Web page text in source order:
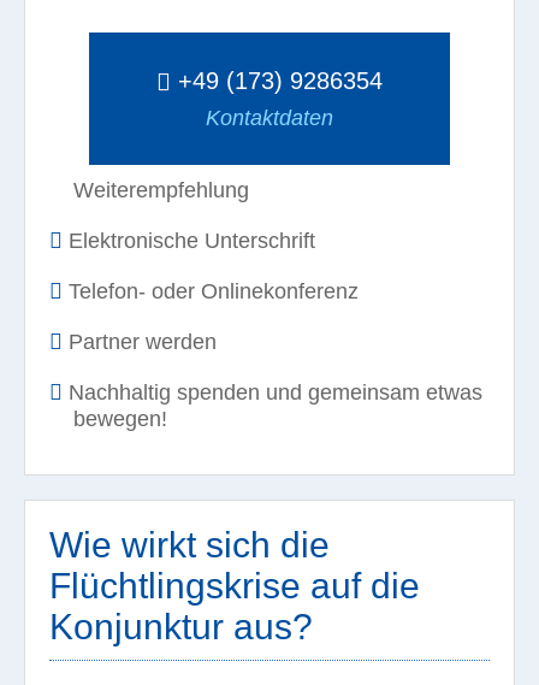
+49 (173) 9286354
Kontaktdaten
Weiterempfehlung
Elektronische Unterschrift
Telefon- oder Onlinekonferenz
Partner werden
Nachhaltig spenden und gemeinsam etwas
bewegen!
Wie wirkt sich die
Flüchtlingskrise auf die
Konjunktur aus?